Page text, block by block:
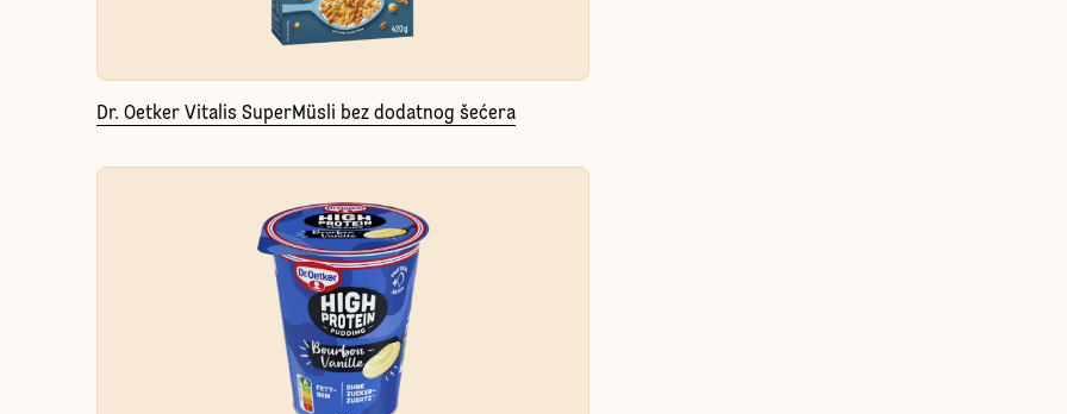
Dr. Oetker Vitalis SuperMüsli bez dodatnog šećera